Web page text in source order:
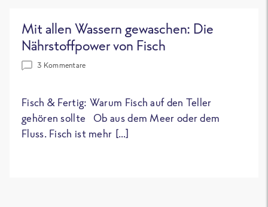
Mit allen Wassern gewaschen: Die
Nährstoffpower von Fisch
3 Kommentare
Fisch & Fertig: Warum Fisch auf den Teller
gehören sollte Ob aus dem Meer oder dem
Fluss. Fisch ist mehr […]